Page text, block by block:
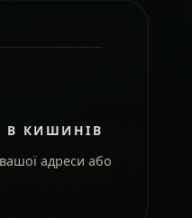
В КИШИНІВ
адреси або